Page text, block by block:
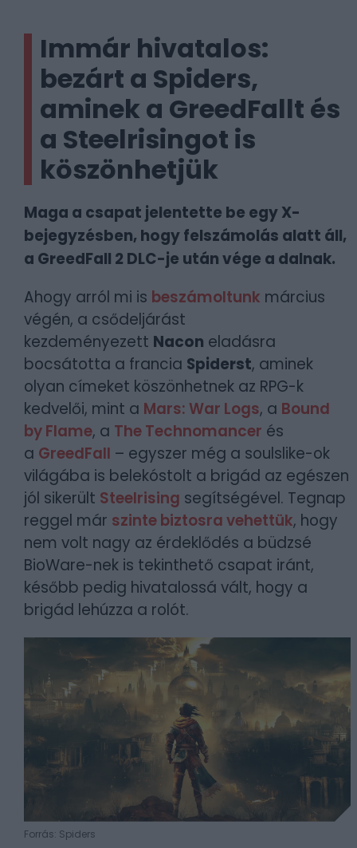
Immár hivatalos:
bezárt a Spiders,
aminek a GreedFallt és
a Steelrisingot is
köszönhetjük
Maga a csapat jelentette be egy X-
bejegyzésben, hogy felszámolás alatt áll,
a GreedFall 2 DLC-je után vége a dalnak.
Ahogy arról mi is beszámoltunk március
végén, a csődeljárást
kezdeményezett Nacon eladásra
bocsátotta a francia Spiderst, aminek
olyan címeket köszönhetnek az RPG-k
kedvelői, mint a Mars: War Logs, a Bound
by Flame, a The Technomancer és
a GreedFall – egyszer még a soulslike-ok
világába is belekóstolt a brigád az egészen
jól sikerült Steelrising segítségével. Tegnap
reggel már szinte biztosra vehettük, hogy
nem volt nagy az érdeklődés a büdzsé
BioWare-nek is tekinthető csapat iránt,
később pedig hivatalossá vált, hogy a
brigád lehúzza a rolót.
Forrás: Spiders